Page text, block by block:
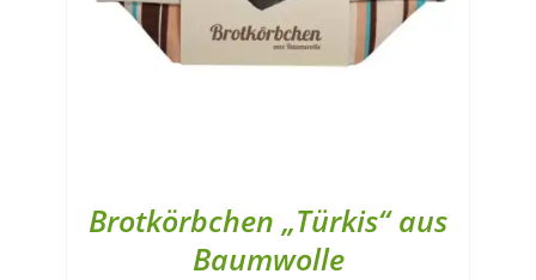
Brotkörbchen „Türkis“ aus
Baumwolle